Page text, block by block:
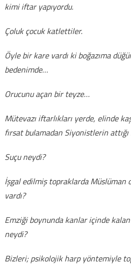
kimi iftar yapıyordu.
Çoluk çocuk katlettiler.
Öyle bir kare vardı ki boğazıma
bedenimde…
Orucunu açan bir teyze…
Mütevazı iftarlıkları yerde, elinde
fırsat bulamadan Siyonistlerin
Suçu neydi?
İşgal edilmiş topraklarda Müslüman
vardı?
Emziği boynunda kanlar içinde
neydi?
Bizleri; psikolojik harp yöntemiyle